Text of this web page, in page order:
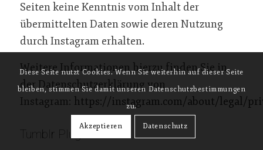
Seiten keine Kenntnis vom Inhalt der
übermittelten Daten sowie deren Nutzung
durch Instagram erhalten.
Weitere Informationen hierzu finden Sie in
der Datenschutzerklärung von
Instagram: https://instagram.com/about/legal/
Tumblr Plugin
Diese Seite nutzt Cookies. Wenn Sie weiterhin auf dieser Seite
bleiben, stimmen Sie damit unseren Datenschutzbestimmungen
zu.
Akzeptieren Datenschutz